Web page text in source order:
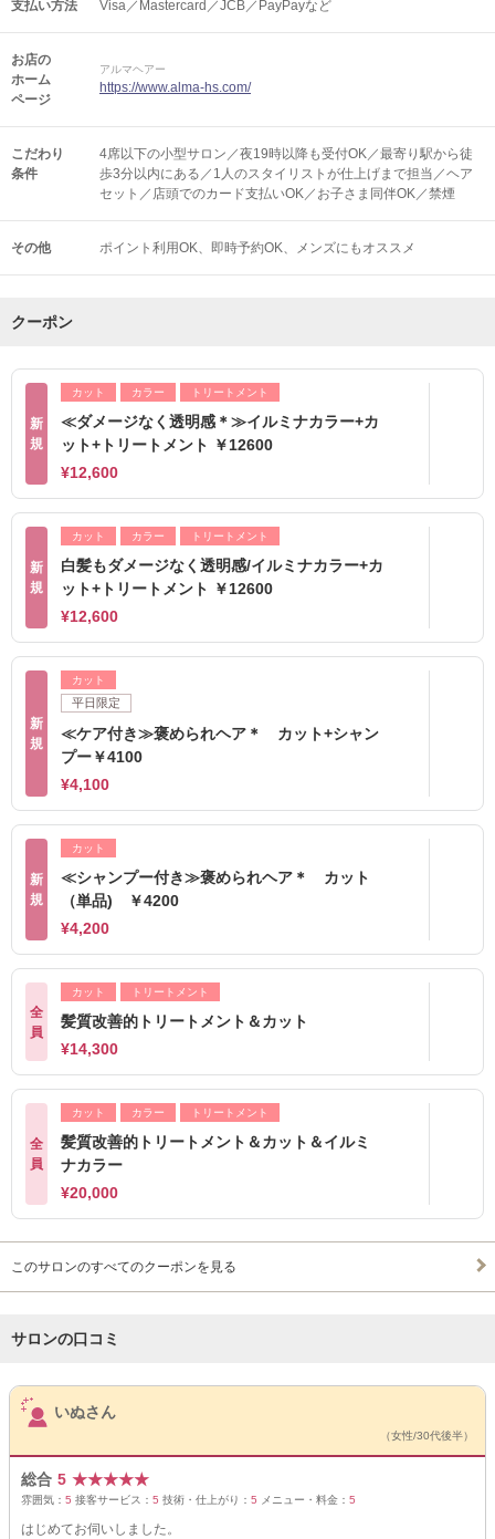
支払い方法 Visa／Mastercard／JCB／PayPayなど
お店の
ホーム
ページ
アルマヘアー
https://www.alma-hs.com/
こだわり
条件
4席以下の小型サロン／夜19時以降も受付OK／最寄り駅から徒
歩3分以内にある／1人のスタイリストが仕上げまで担当／ヘア
セット／店頭でのカード支払いOK／お子さま同伴OK／禁煙
その他 ポイント利用OK 即時予約OK メンズにもオススメ
クーポン
新
規
カット カラー トリートメント
≪ダメージなく透明感＊≫イルミナカラー+カ
ット+トリートメント ￥12600
¥12,600
新
規
カット カラー トリートメント
白髪もダメージなく透明感/イルミナカラー+カ
ット+トリートメント ￥12600
¥12,600
新
規
カット
平日限定
≪ケア付き≫褒められヘア＊ カット+シャン
プー￥4100
¥4,100
新
規
カット
≪シャンプー付き≫褒められヘア＊ カット
（単品) ￥4200
¥4,200
全
員
カット トリートメント
髪質改善的トリートメント＆カット
¥14,300
全
員
カット カラー トリートメント
髪質改善的トリートメント＆カット＆イルミ
ナカラー
¥20,000
このサロンのすべてのクーポンを見る
サロンの口コミ
サロンPick Up
いぬさん
（女性/30代後半）
総合 5 ★★★★★
雰囲気： 5 接客サービス： 5 技術・仕上がり： 5 メニュー・料金： 5
はじめてお伺いしました。